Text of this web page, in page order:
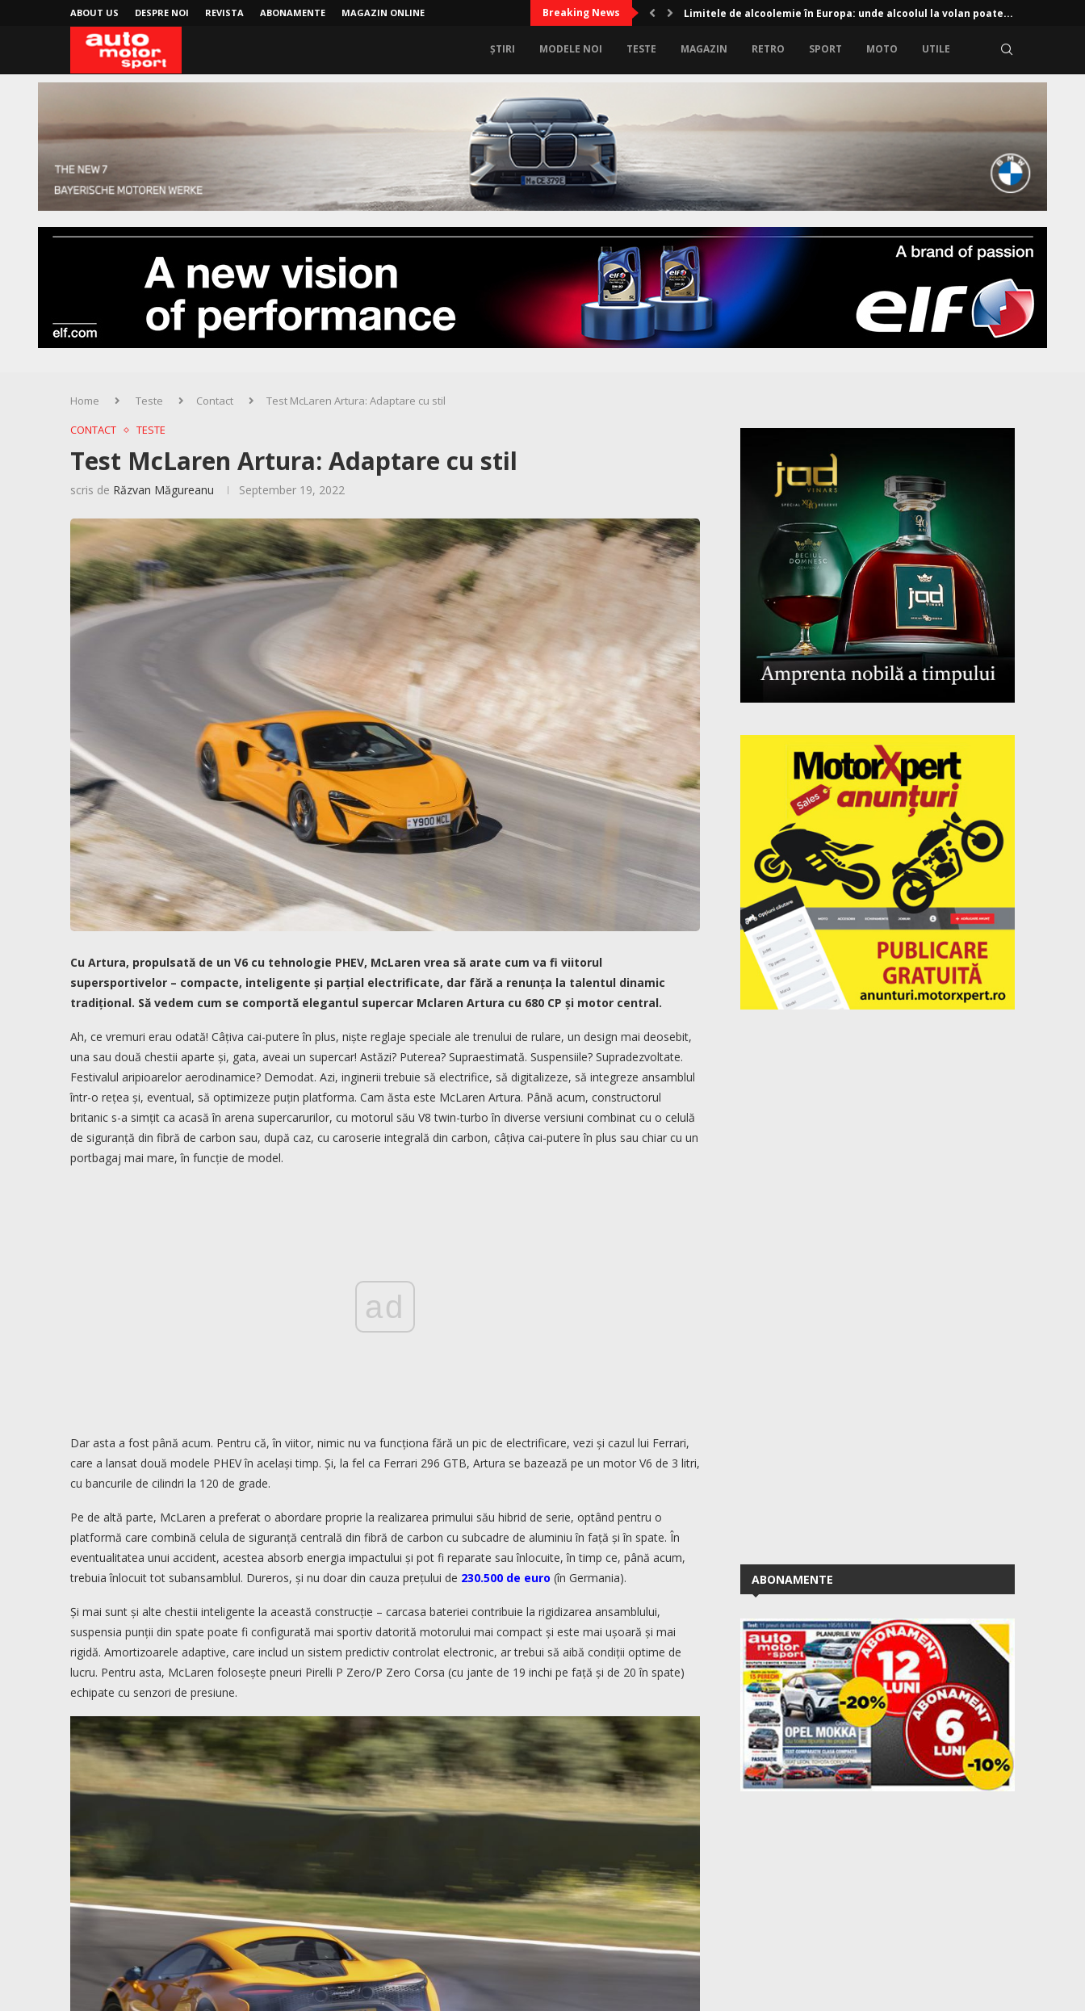
ABOUT US DESPRE NOI REVISTA ABONAMENTE MAGAZIN ONLINE Breaking News Limitele de alcoolemie în Europa: unde alcoolul la volan poate...
ȘTIRI MODELE NOI TESTE MAGAZIN RETRO SPORT MOTO UTILE
Home Teste Contact
Test McLaren Artura: Adaptare cu stil
CONTACT
TESTE
Test McLaren Artura: Adaptare cu stil
scris de Răzvan Măgureanu September 19, 2022
Cu Artura, propulsată de un V6 cu tehnologie PHEV, McLaren vrea să arate cum va fi viitorul
supersportivelor – compacte, inteligente și parțial electrificate, dar fără a renunța la talentul dinamic
tradițional. Să vedem cum se comportă elegantul supercar Mclaren Artura cu 680 CP și motor central.
Ah, ce vremuri erau odată! Câțiva cai-putere în plus, niște reglaje speciale ale trenului de rulare, un design mai deosebit,
una sau două chestii aparte și, gata, aveai un supercar! Astăzi? Puterea? Supraestimată. Suspensiile? Supradezvoltate.
Festivalul aripioarelor aerodinamice? Demodat. Azi, inginerii trebuie să electrifice, să digitalizeze, să integreze ansamblul
într-o rețea și, eventual, să optimizeze puțin platforma. Cam ăsta este McLaren Artura. Până acum, constructorul
britanic s-a simțit ca acasă în arena supercarurilor, cu motorul său V8 twin-turbo în diverse versiuni combinat cu o celulă
de siguranță din fibră de carbon sau, după caz, cu caroserie integrală din carbon, câțiva cai-putere în plus sau chiar cu un
portbagaj mai mare, în funcție de model.
ad
Dar asta a fost până acum. Pentru că, în viitor, nimic nu va funcționa fără un pic de electrificare, vezi și cazul lui Ferrari,
care a lansat două modele PHEV în același timp. Și, la fel ca Ferrari 296 GTB, Artura se bazează pe un motor V6 de 3 litri,
cu bancurile de cilindri la 120 de grade.
Pe de altă parte, McLaren a preferat o abordare proprie la realizarea primului său hibrid de serie, optând pentru o
platformă care combină celula de siguranță centrală din fibră de carbon cu subcadre de aluminiu în față și în spate. În
eventualitatea unui accident, acestea absorb energia impactului și pot fi reparate sau înlocuite, în timp ce, până acum,
trebuia înlocuit tot subansamblul. Dureros, și nu doar din cauza prețului de 230.500 de euro (în Germania).
Și mai sunt și alte chestii inteligente la această construcție – carcasa bateriei contribuie la rigidizarea ansamblului,
suspensia punții din spate poate fi configurată mai sportiv datorită motorului mai compact și este mai ușoară și mai
rigidă. Amortizoarele adaptive, care includ un sistem predictiv controlat electronic, ar trebui să aibă condiții optime de
lucru. Pentru asta, McLaren folosește pneuri Pirelli P Zero/P Zero Corsa (cu jante de 19 inchi pe față și de 20 în spate)
echipate cu senzori de presiune.
ABONAMENTE